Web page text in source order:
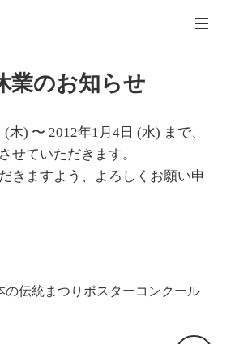
業のお知らせ
木) 〜 2012年1月4日 (水) まで、
せていただきます。
きますよう、よろしくお願い申
の伝統まつりポスターコンクール